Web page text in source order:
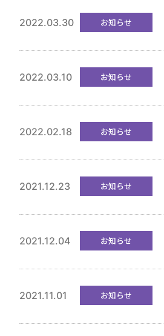
2022.03.30 お知らせ
2022.03.10 お知らせ
2022.02.18 お知らせ
2021.12.23 お知らせ
2021.12.04 お知らせ
2021.11.01 お知らせ